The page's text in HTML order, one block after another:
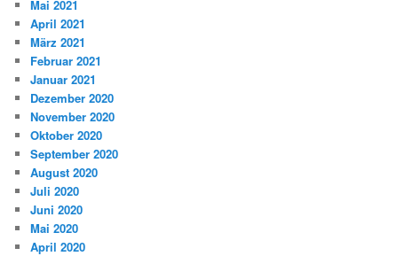
Mai 2021
April 2021
März 2021
Februar 2021
Januar 2021
Dezember 2020
November 2020
Oktober 2020
September 2020
August 2020
Juli 2020
Juni 2020
Mai 2020
April 2020